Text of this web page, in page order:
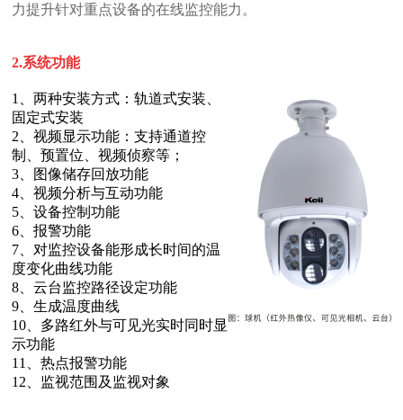
力提升针对重点设备的在线监控能力。
2.系统功能
固定式安装
制、预置位、视频侦察等；
3、图像储存回放功能
4、视频分析与互动功能
5、设备控制功能
6、报警功能
度变化曲线功能
8、云台监控路径设定功能
9、生成温度曲线
示功能
11、热点报警功能
12、监视范围及监视对象